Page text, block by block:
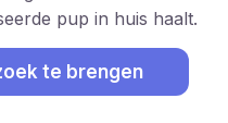
pup in huis haalt.
te brengen